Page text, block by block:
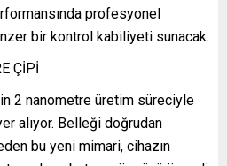
profesyonel
bir kontrol kabiliyeti sunacak.
ÇİPİ
2 nanometre üretim süreciyle
alıyor. Belleği doğrudan
bu yeni mimari, cihazın